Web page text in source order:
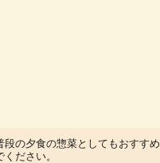
段の夕食の惣菜としてもおすす
ださい。